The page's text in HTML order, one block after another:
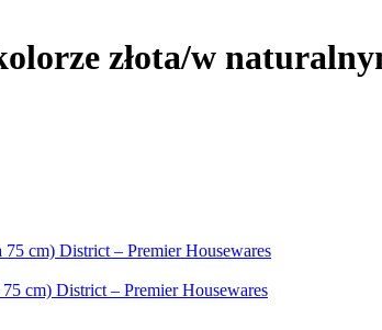
złota/w
cm) District – Premier Housewares
cm) District – Premier Housewares